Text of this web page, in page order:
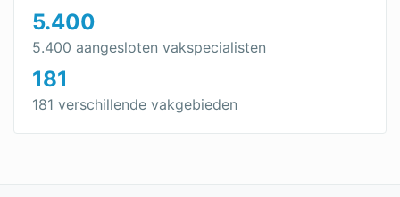
Rolluiken berekenen
5.400
5.400 aangesloten vakspecialisten
181
181 verschillende vakgebieden